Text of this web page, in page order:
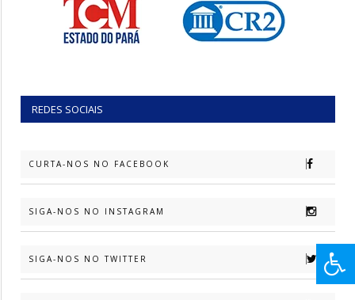
REDES SOCIAIS
CURTA-NOS NO FACEBOOK
SIGA-NOS NO INSTAGRAM
SIGA-NOS NO TWITTER